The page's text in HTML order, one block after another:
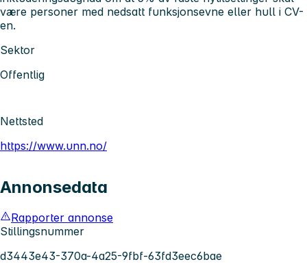
være personer med nedsatt funksjonsevne eller hull i CV-
en.
Sektor
Offentlig
Nettsted
https://www.unn.no/
Annonsedata
Rapporter annonse
Stillingsnummer
d3443e43-370a-4a25-9fbf-63fd3eec6bae